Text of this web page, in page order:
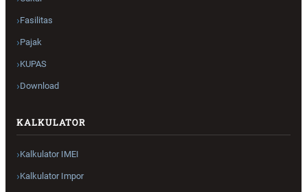
Fasilitas
Pajak
KUPAS
Download
KALKULATOR
Kalkulator IMEI
Kalkulator Impor